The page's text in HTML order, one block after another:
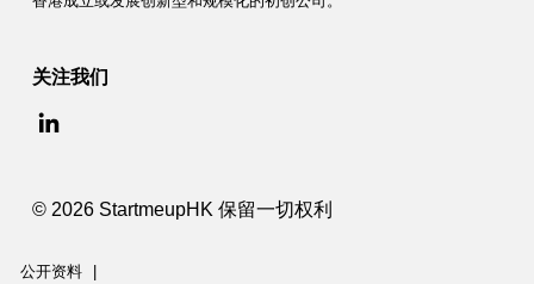
关注我们
© 2026 StartmeupHK 保留一切权利
公开资料